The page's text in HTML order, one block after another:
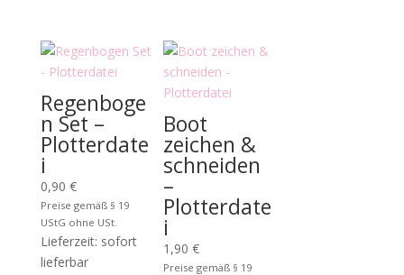
Regenboge
n Set –
Plotterdate
i
0,90 €
Preise gemäß § 19
UStG ohne USt.
Lieferzeit: sofort
lieferbar
Boot
zeichen &
schneiden
–
Plotterdate
i
1,90 €
Preise gemäß § 19